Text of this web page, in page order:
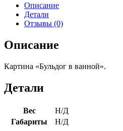
Описание
Детали
Отзывы (0)
Описание
Картина «Бульдог в ванной».
Детали
Вес
Н/Д
Габариты
Н/Д